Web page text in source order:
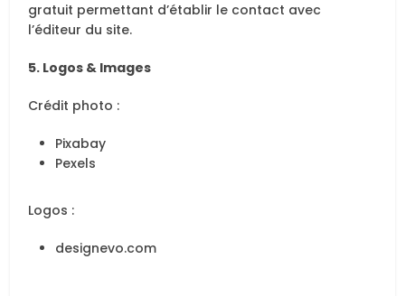
gratuit permettant d’établir le contact avec
l’éditeur du site.
5. Logos & Images
Crédit photo :
Pixabay
Pexels
Logos :
designevo.com